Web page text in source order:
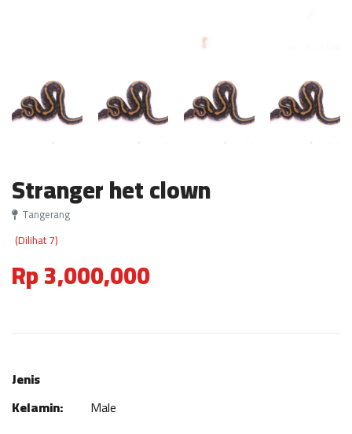
Stranger het clown
Tangerang
(Dilihat 7)
Rp 3,000,000
Jenis
Kelamin:
Male